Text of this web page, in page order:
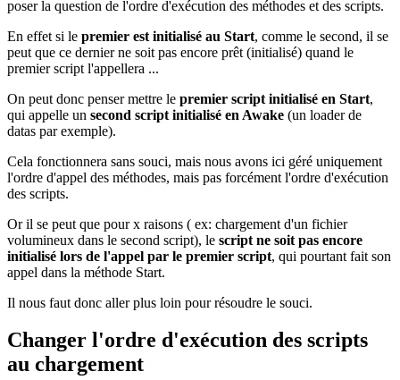
poser la question de l'ordre d'exécution des méthodes et des scripts.
En effet si le premier est initialisé au Start, comme le second, il se
peut que ce dernier ne soit pas encore prêt (initialisé) quand le
premier script l'appellera ...
On peut donc penser mettre le premier script initialisé en Start,
qui appelle un second script initialisé en Awake (un loader de
datas par exemple).
Cela fonctionnera sans souci, mais nous avons ici géré uniquement
l'ordre d'appel des méthodes, mais pas forcément l'ordre d'exécution
des scripts.
Or il se peut que pour x raisons ( ex: chargement d'un fichier
volumineux dans le second script), le script ne soit pas encore
initialisé lors de l'appel par le premier script, qui pourtant fait son
appel dans la méthode Start.
Il nous faut donc aller plus loin pour résoudre le souci.
Changer l'ordre d'exécution des scripts
au chargement